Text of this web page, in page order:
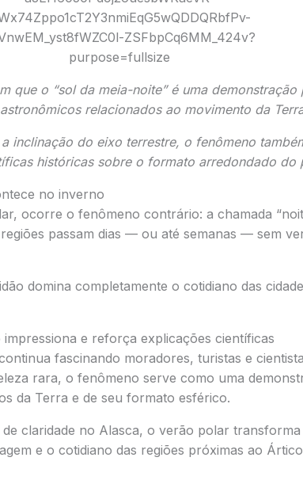
que o “sol da meia-noite” é uma demonstração
relacionados ao movimento da
inclinação do eixo terrestre, o fenômeno
históricas sobre o formato arredondado do
no inverno
ocorre o fenômeno contrário: a chamada
passam dias — ou até semanas — sem
domina completamente o cotidiano das
e reforça explicações científicas
fascinando moradores, turistas e
rara, o fenômeno serve como uma
da Terra e de seu formato esférico.
claridade no Alasca, o verão polar transforma
e o cotidiano das regiões próximas ao